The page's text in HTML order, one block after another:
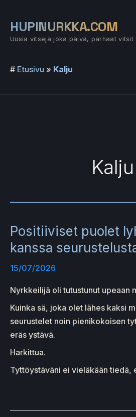
sisältöön
HUPINURKKA.COM
Uusia vitsejä joka päivä, parhaat vitsit
# Etusivu » Kalju
Kalju
Positiiviset puolet
kanssa
15/07/2026
Nyrkkeilijä oli tutustunut upeaan
Kuinka sä, joka olet lähes kaksi
seurustelet noin pienikokoisen
eräs ystävä.
Harkittua.
Tyttöystäväni ei vieläkään tiedä,